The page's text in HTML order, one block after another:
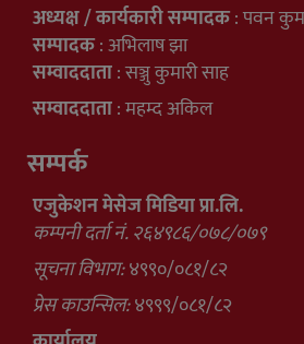
अध्यक्ष / कार्यकारी सम्पादक: पवन
सम्पादक: अभिलाष झा
सम्वाददाता: सञ्जु कुमारी साह
सम्वाददाता: महम्द अकिल
सम्पर्क
एजुकेशन मेसेज मिडिया प्रा.लि.
कम्पनी दर्ता नं. २६४९८६/०७८/०७९
सूचना विभाग:४९९०/०८१/८२
प्रेस काउन्सिल:४९९९/०८१/८२